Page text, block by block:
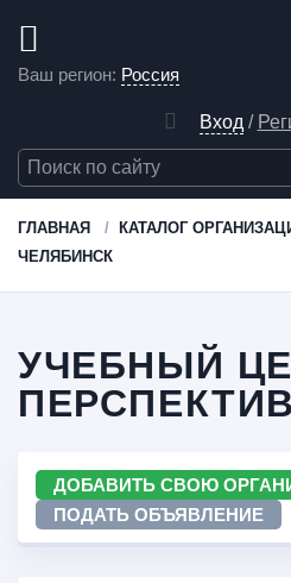
Ваш регион: Россия
Вход /
ГЛАВНАЯ КАТАЛОГ
ЧЕЛЯБИНСК
УЧЕБНЫЙ
ДОБАВИТЬ СВОЮ
ПОДАТЬ ОБЪЯВЛЕНИЕ